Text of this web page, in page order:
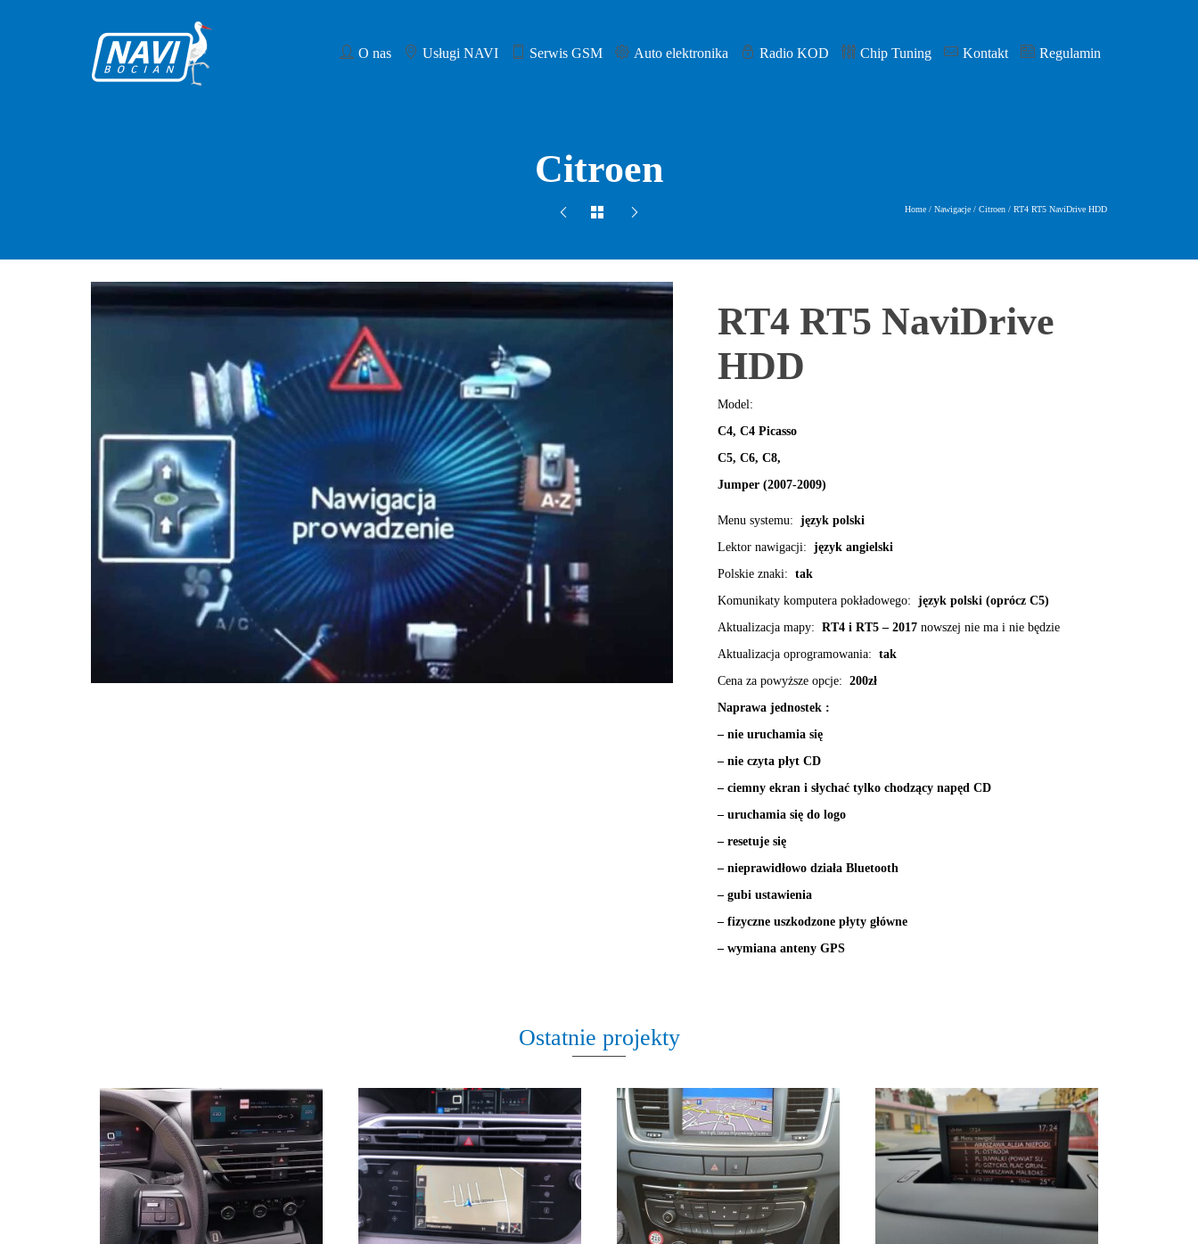
O nas Usługi NAVI Serwis GSM Auto elektronika Radio KOD Chip Tuning Kontakt Regulamin
Citroen
Home / Nawigacje / Citroen / RT4 RT5 NaviDrive HDD
RT4 RT5 NaviDrive
HDD
Model:
C4, C4 Picasso
C5, C6, C8,
Jumper (2007-2009)
Menu systemu: język polski
Lektor nawigacji: język angielski
Polskie znaki: tak
Komunikaty komputera pokładowego: język polski (oprócz C5)
Aktualizacja mapy: RT4 i RT5 – 2017nowszej nie ma i nie będzie
Aktualizacja oprogramowania: tak
Cena za powyższe opcje: 200zł
Naprawa jednostek :
– nie uruchamia się
– nie czyta płyt CD
– ciemny ekran i słychać tylko chodzący napęd CD
– uruchamia się do logo
– resetuje się
– nieprawidłowo działa Bluetooth
– gubi ustawienia
– fizyczne uszkodzone płyty główne
– wymiana anteny GPS
Ostatnie projekty